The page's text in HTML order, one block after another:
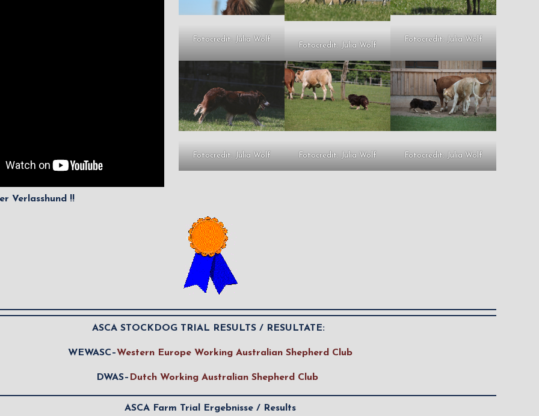
Verlasshund !!
Fotocredit: Julia Wolf
Fotocredit: Julia Wolf
Fotocredit: Julia Wolf
Fotocredit: Julia Wolf Fotocredit: Julia Wolf Fotocredit: Julia Wolf
ASCA STOCKDOG TRIAL RESULTS / RESULTATE:
WEWASC–Western Europe Working Australian Shepherd Club
DWAS– Dutch Working Australian Shepherd Club
ASCA Farm Trial Ergebnisse / Results